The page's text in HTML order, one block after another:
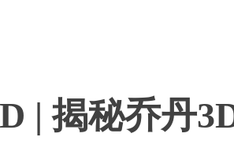
| 揭秘乔丹